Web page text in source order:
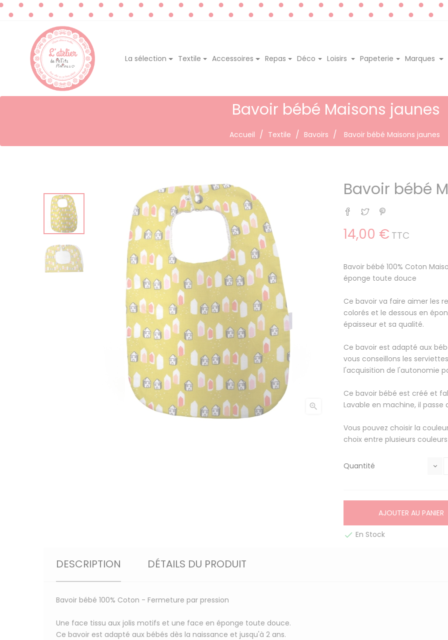
La sélection Textile Accessoires Repas Déco Loisirs Papeterie Marques
Bavoir bébé Maisons jaunes
Accueil Textile Bavoirs Bavoir bébé Maisons jaunes

Bavoir bébé
Partager
Tweet
14,00 € TTC
Bavoir bébé 100% Coton
éponge toute douce
Ce bavoir va faire aimer les
colorés et le dessous en
épaisseur et sa qualité.
Ce bavoir est adapté aux
vous conseillons les
l'acquisition de l'autonomie
Ce bavoir bébé est créé et
Lavable en machine, il passe
Vous pouvez choisir la
choix entre plusieurs
Quantité
AJOUTER AU PANIER
 En Stock
DESCRIPTION DÉTAILS DU PRODUIT
Bavoir bébé 100% Coton - Fermeture par pression
Une face tissu aux jolis motifs et une face en éponge toute douce.
Ce bavoir est adapté aux bébés dès la naissance et jusqu'à 2 ans.